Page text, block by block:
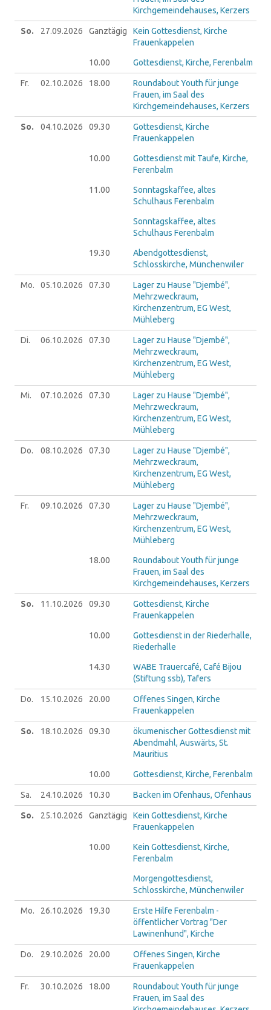
Kirchgemeindehauses, Kerzers
So. 27.09.2026 Ganztägig
Kein Gottesdienst, Kirche
Frauenkappelen
10.00 Gottesdienst, Kirche, Ferenbalm
Fr. 02.10.2026 18.00
Roundabout Youth für junge
Frauen, im Saal des
Kirchgemeindehauses, Kerzers
So. 04.10.2026 09.30
Gottesdienst, Kirche
Frauenkappelen
10.00
Gottesdienst mit Taufe, Kirche,
Ferenbalm
11.00
Sonntagskaffee, altes
Schulhaus Ferenbalm
Sonntagskaffee, altes
Schulhaus Ferenbalm
19.30
Abendgottesdienst,
Schlosskirche, Münchenwiler
Mo. 05.10.2026 07.30
Lager zu Hause "Djembé",
Mehrzweckraum,
Kirchenzentrum, EG West,
Mühleberg
Di. 06.10.2026 07.30
Lager zu Hause "Djembé",
Mehrzweckraum,
Kirchenzentrum, EG West,
Mühleberg
Mi. 07.10.2026 07.30
Lager zu Hause "Djembé",
Mehrzweckraum,
Kirchenzentrum, EG West,
Mühleberg
Do. 08.10.2026 07.30
Lager zu Hause "Djembé",
Mehrzweckraum,
Kirchenzentrum, EG West,
Mühleberg
Fr. 09.10.2026 07.30
Lager zu Hause "Djembé",
Mehrzweckraum,
Kirchenzentrum, EG West,
Mühleberg
18.00
Roundabout Youth für junge
Frauen, im Saal des
Kirchgemeindehauses, Kerzers
So. 11.10.2026 09.30
Gottesdienst, Kirche
Frauenkappelen
10.00
Gottesdienst in der Riederhalle,
Riederhalle
14.30
WABE Trauercafé, Café Bijou
(Stiftung ssb), Tafers
Do. 15.10.2026 20.00
Offenes Singen, Kirche
Frauenkappelen
So. 18.10.2026 09.30
ökumenischer Gottesdienst mit
Abendmahl, Auswärts, St.
Mauritius
10.00 Gottesdienst, Kirche, Ferenbalm
Sa. 24.10.2026 10.30 Backen im Ofenhaus, Ofenhaus
So. 25.10.2026 Ganztägig
Kein Gottesdienst, Kirche
Frauenkappelen
10.00
Kein Gottesdienst, Kirche,
Ferenbalm
Morgengottesdienst,
Schlosskirche, Münchenwiler
Mo. 26.10.2026 19.30
Erste Hilfe Ferenbalm -
öffentlicher Vortrag "Der
Lawinenhund", Kirche
Do. 29.10.2026 20.00
Offenes Singen, Kirche
Frauenkappelen
Fr. 30.10.2026 18.00
Roundabout Youth für junge
Frauen, im Saal des